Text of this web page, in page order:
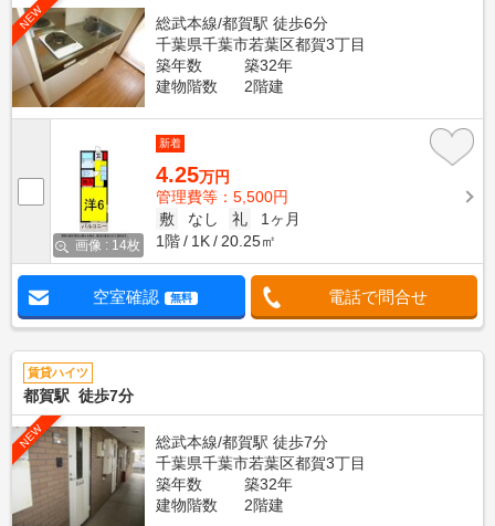
NEW
総武本線/都賀駅 徒歩6分
千葉県千葉市若葉区都賀3丁目
築年数
築32年
建物階数
2階建
画像 : 14枚
新着
4.25万円
管理費等：5,500円
敷
なし 礼
1ヶ月
1階
1K 20.25㎡
空室確認 無料 電話で問合せ
賃貸ハイツ
都賀駅 徒歩7分
NEW
総武本線/都賀駅 徒歩7分
千葉県千葉市若葉区都賀3丁目
築年数
築32年
建物階数
2階建